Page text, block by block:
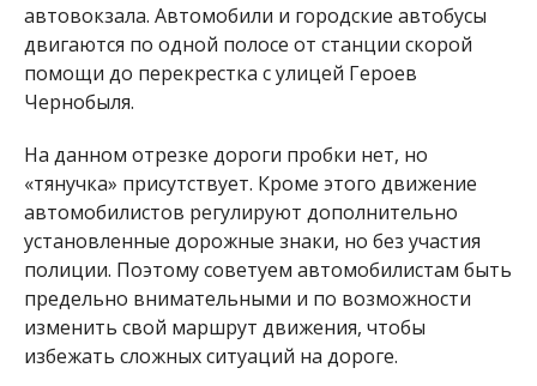
избежать сложных ситуаций на дороге.
Напомним, ранее мы рассказывали о том, что
Никополе продолжают укладку асфальта на